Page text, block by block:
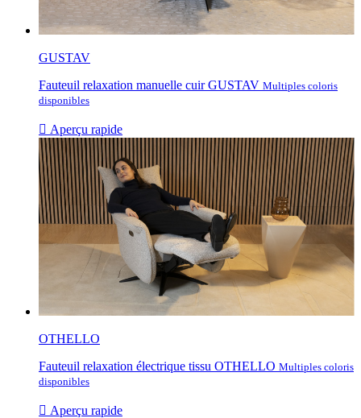
GUSTAV
Fauteuil relaxation manuelle cuir GUSTAV Multiples coloris
disponibles
 Aperçu rapide
OTHELLO
Fauteuil relaxation électrique tissu OTHELLO Multiples coloris
disponibles
 Aperçu rapide